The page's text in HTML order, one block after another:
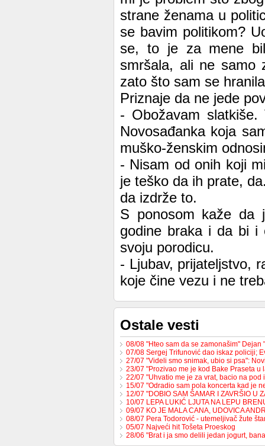
strane ženama u
se bavim politikom?
se, to je za mene
smršala, ali ne samo
zato što sam se
Priznaje da ne jede
- Obožavam
Novosađanka koja
muško-ženskim
- Nisam od onih koji
je teško da ih prate,
da izdrže to.
S ponosom kaže da
godine braka i da bi i
svoju porodicu.
- Ljubav, prijateljstvo,
koje čine vezu i ne
Ostale vesti
08/08 "Hteo sam da se zamonašim"
07/08 Sergej Trifunović dao iskaz policiji;
27/07 "Videli smo snimak, ubio si psa":
23/07 "Prozivao me je kod Bake Praseta
22/07 "Uhvatio me je za vrat, bacio na
15/07 "Odradio sam pola koncerta kad je
12/07 "DOBIO SAM ŠAMAR I ZAVRŠIO U
10/07 LEPA LUKIĆ LJUTA NA LEPU
09/07 KO JE MALA CANA, UDOVICA
08/07 Pera Todorović - utemeljivač žute
05/07 Najveći hit Tošeta Proeskog
28/06 "Brat i ja smo delili jedan jogurt,